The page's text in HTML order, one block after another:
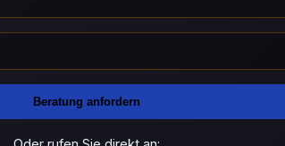
Beratung anfordern